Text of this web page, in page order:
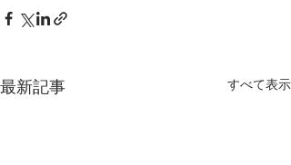
最新記事 すべて表示